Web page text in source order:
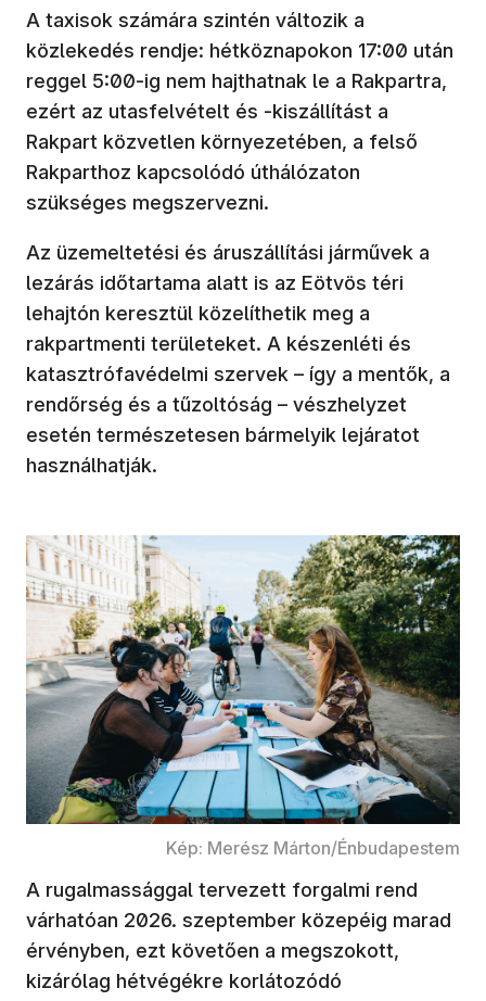
A taxisok számára szintén változik a
közlekedés rendje: hétköznapokon 17:00 után
reggel 5:00-ig nem hajthatnak le a Rakpartra,
ezért az utasfelvételt és -kiszállítást a
Rakpart közvetlen környezetében, a felső
Rakparthoz kapcsolódó úthálózaton
szükséges megszervezni.
Az üzemeltetési és áruszállítási járművek a
lezárás időtartama alatt is az Eötvös téri
lehajtón keresztül közelíthetik meg a
rakpartmenti területeket. A készenléti és
katasztrófavédelmi szervek – így a mentők, a
rendőrség és a tűzoltóság – vészhelyzet
esetén természetesen bármelyik lejáratot
használhatják.
Kép: Merész Márton/Énbudapestem
A rugalmassággal tervezett forgalmi rend
várhatóan 2026. szeptember közepéig marad
érvényben, ezt követően a megszokott,
kizárólag hétvégékre korlátozódó